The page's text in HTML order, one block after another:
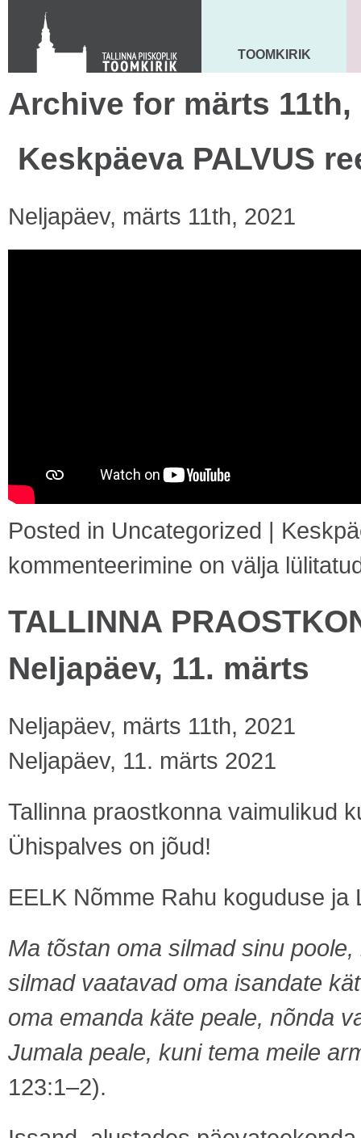
KONTAKT
Toom-Kooli 6, 10130 TALLINN
tallinna.toom@eelk.ee
MAARJA KIRIK
TOOMKIRIK
Archive for märts 11th,
Keskpäeva PALVUS
Neljapäev, märts 11th, 2021
Posted in Uncategorized |
kommenteerimine on välja
TALLINNA
Neljapäev, 11. märts
Neljapäev, märts 11th, 2021
Neljapäev, 11. märts 2021
Tallinna praostkonna vaimulikud
Ühispalves on jõud!
EELK Nõmme Rahu koguduse
Ma tõstan oma silmad sinu
silmad vaatavad oma isandate
oma emanda käte peale, nõnda
Jumala peale, kuni tema meile
123:1–2).